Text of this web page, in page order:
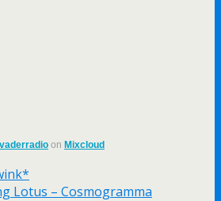
on Mixcloud
Lotus – Cosmogramma